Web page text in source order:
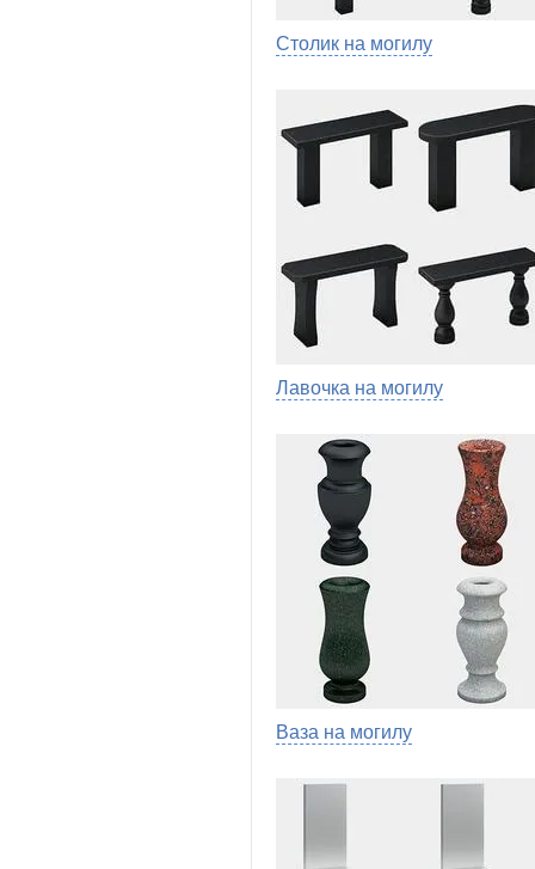
Столик на могилу
Лавочка на могилу
Ваза на могилу